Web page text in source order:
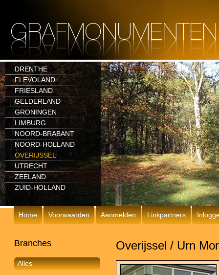
DRENTHE
FLEVOLAND
FRIESLAND
GELDERLAND
GRONINGEN
LIMBURG
NOORD-BRABANT
NOORD-HOLLAND
OVERIJSSEL
UTRECHT
ZEELAND
ZUID-HOLLAND
Home Voorwaarden Aanmelden Linkpartners
Branches
Alles
Overijssel / Urn